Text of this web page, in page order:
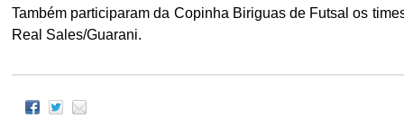
Também participaram da Copinha Biriguas de Futsal os
Real Sales/Guarani.